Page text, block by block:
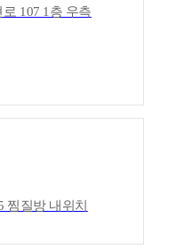
107 1층 우측
찜질방 내위치